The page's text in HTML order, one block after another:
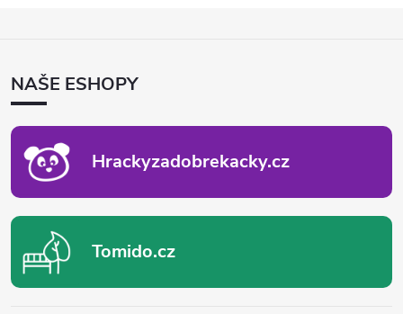
ANAŠE ESHOPY
Hrackyzadobrekacky.cz
Tomido.cz